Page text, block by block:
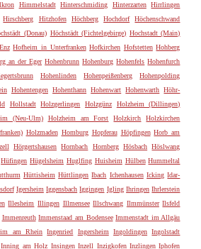
Himmelstadt Hinterschmiding Hinterzarten
Hirrlingen
Hirschberg Hitzhofen Höchberg Hochdorf
Höchenschwand
(Donau) Höchstädt (Fichtelgebirge) Hochstadt (Main)
Hofheim in Unterfranken Hofkirchen Hofstetten Hohberg
an der Eger Hohenbrunn Hohenburg Hohenfels Hohenfurch
Hohenlinden Hohenpeißenberg
Hohenpolding
Hohentengen Hohenthann Hohenwart Hohenwarth Höhr-
Hollstadt Holzgerlingen Holzgünz
Holzheim (Dillingen)
(Neu-Ulm) Holzheim am Forst Holzkirch
Holzkirchen
Holzmaden Homburg Hopferau Höpfingen Horb am
Hörgertshausen Hornbach Hornberg Hösbach Höslwang
Hüfingen Hügelsheim Huglfing Huisheim Hülben Hummeltal
Hüttisheim Hüttlingen Ibach Ichenhausen Icking Idar-
Igersheim Iggensbach Iggingen Igling Ihringen Ihrlerstein
Illesheim Illingen Illmensee Illschwang Ilmmünster Ilsfeld
Immenreuth Immenstaad am Bodensee Immenstadt im Allgäu
am Rhein Ingenried Ingersheim Ingoldingen Ingolstadt
Inning am Holz Insingen Inzell Inzigkofen Inzlingen Iphofen